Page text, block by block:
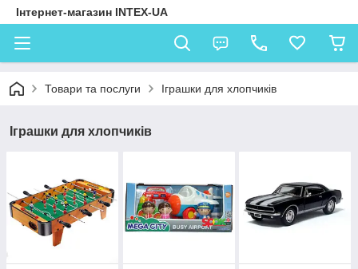
Інтернет-магазин INTEX-UA
Товари та послуги Іграшки для хлопчиків
Іграшки для хлопчиків